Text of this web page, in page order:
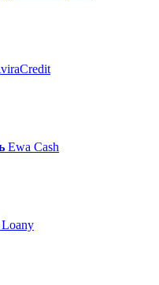
Ewa Cash
Loany